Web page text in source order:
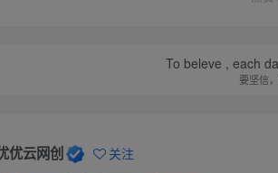
To beleve , each
要坚信
优云网创 关注